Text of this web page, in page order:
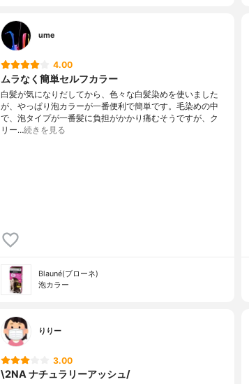
ume
4.00
ムラなく簡単セルフカラー
白髪が気になりだしてから、色々な白髪染めを使いました
が、やっぱり泡カラーが一番便利で簡単です。毛染めの中
で、泡タイプが一番髪に負担がかかり痛むそうですが、ク
リー…続きを見る
Blauné(ブローネ)
泡カラー
りりー
3.00
\2NA ナチュラリーアッシュ/